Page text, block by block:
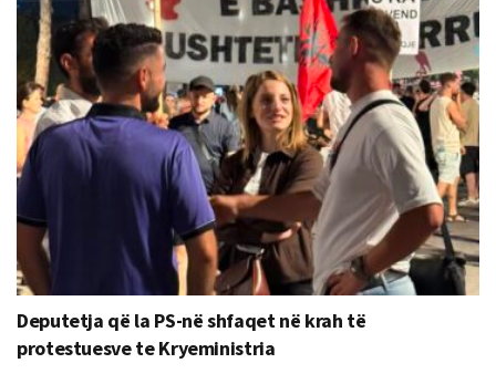
Deputetja që la PS-në shfaqet në krah të
protestuesve te Kryeministria